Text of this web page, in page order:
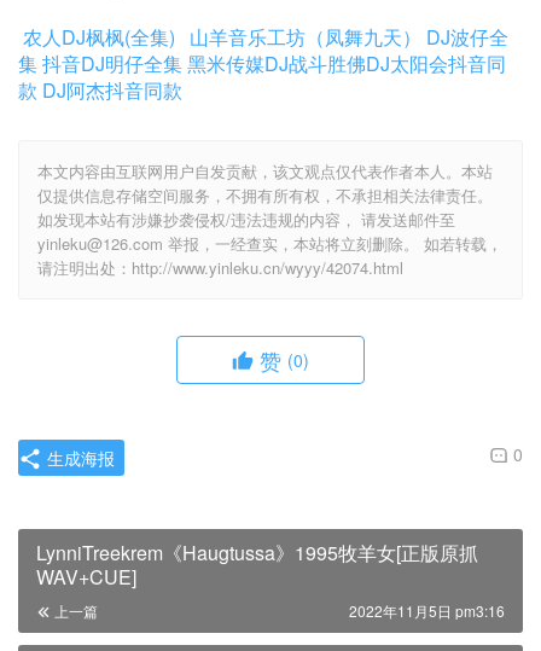
农人DJ枫枫(全集)
山羊音乐工坊（凤舞九天）
DJ波仔全
集抖音DJ明仔全集黑米传媒DJ战斗胜佛DJ太阳会抖音同
款 DJ阿杰抖音同款
本文内容由互联网用户自发贡献，该文观点仅代表作者本人。本站
仅提供信息存储空间服务，不拥有所有权，不承担相关法律责任。
如发现本站有涉嫌抄袭侵权/违法违规的内容， 请发送邮件至
yinleku@126.com 举报，一经查实，本站将立刻删除。 如若转载，
请注明出处：http://www.yinleku.cn/wyyy/42074.html
赞 (0)
0
生成海报
LynniTreekrem《Haugtussa》1995牧羊女[正版原抓
WAV+CUE]
上一篇 2022年11月5日 pm3:16